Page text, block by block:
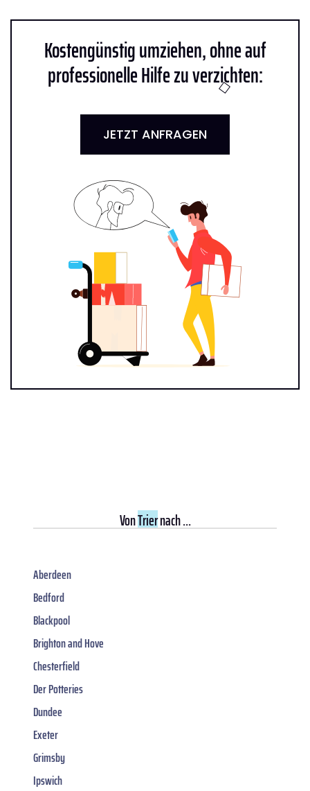
Kostengünstig umziehen, ohne auf
professionelle Hilfe zu verzichten:
JETZT ANFRAGEN
VonTriernach ...
Aberdeen
Bedford
Blackpool
Brighton and Hove
Chesterfield
Der Potteries
Dundee
Exeter
Grimsby
Ipswich